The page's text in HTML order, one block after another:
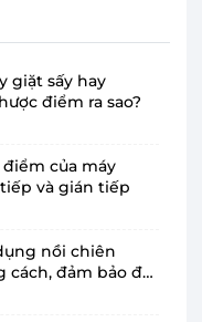
tích lý tưởng
kiểu dáng nhỏ
kế hình hộp
ưu hóa tính thẩm
an toàn cùng
an tâm khi
giặt sấy hay
điểm ra sao?
của máy
và gián tiếp
nồi chiên
cách, đảm bảo độ